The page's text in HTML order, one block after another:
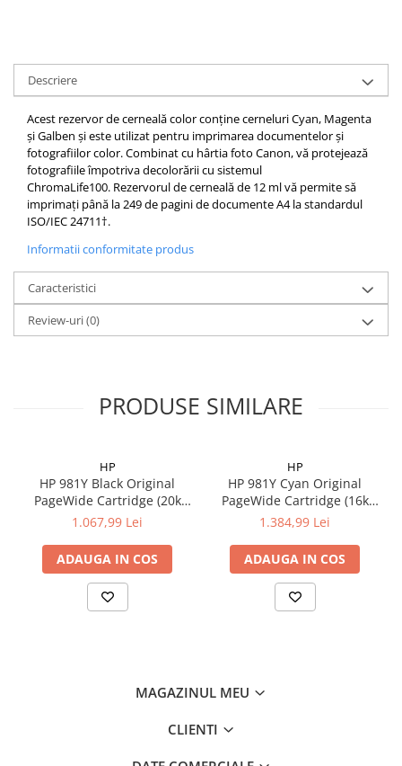
Descriere
Acest rezervor de cerneală color conține cerneluri Cyan, Magenta
și Galben și este utilizat pentru imprimarea documentelor și
fotografiilor color.Combinat cu hârtia foto Canon, vă protejează
fotografiile împotriva decolorării cu sistemul
ChromaLife100. Rezervorul de cerneală de 12 ml vă permite să
imprimați până la 249 de pagini de documente A4 la standardul
ISO/IEC 24711†.
Informatii conformitate produs
Caracteristici
Review-uri(0)
PRODUSE SIMILARE
HP
HP 981Y Black Original
PageWide Cartridge (20k
pag)
1.067,99 Lei
ADAUGA IN COS
HP
HP 981Y Cyan Original
PageWide Cartridge (16k
pag)
1.384,99 Lei
ADAUGA IN COS
MAGAZINUL MEU
CLIENTI